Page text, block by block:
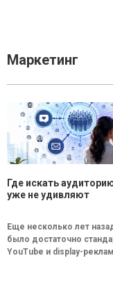
Маркетинг
Где искать
уже не удивляют
Еще несколько лет
было достаточно
YouTube и display-